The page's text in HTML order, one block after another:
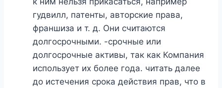
гудвилл, патенты, авторские права,
франшиза и т. д. Они считаются
долгосрочными. -срочные или
долгосрочные активы, так как Компания
использует их более года. читать далее
до истечения срока действия прав, что в